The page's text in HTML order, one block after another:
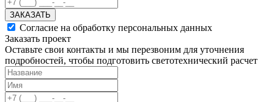
ЗАКАЗАТЬ
Согласие на обработку персональных данных
Заказать проект
Оставьте свои контакты и мы перезвоним для уточнения
подробностей, чтобы подготовить светотехнический расчет